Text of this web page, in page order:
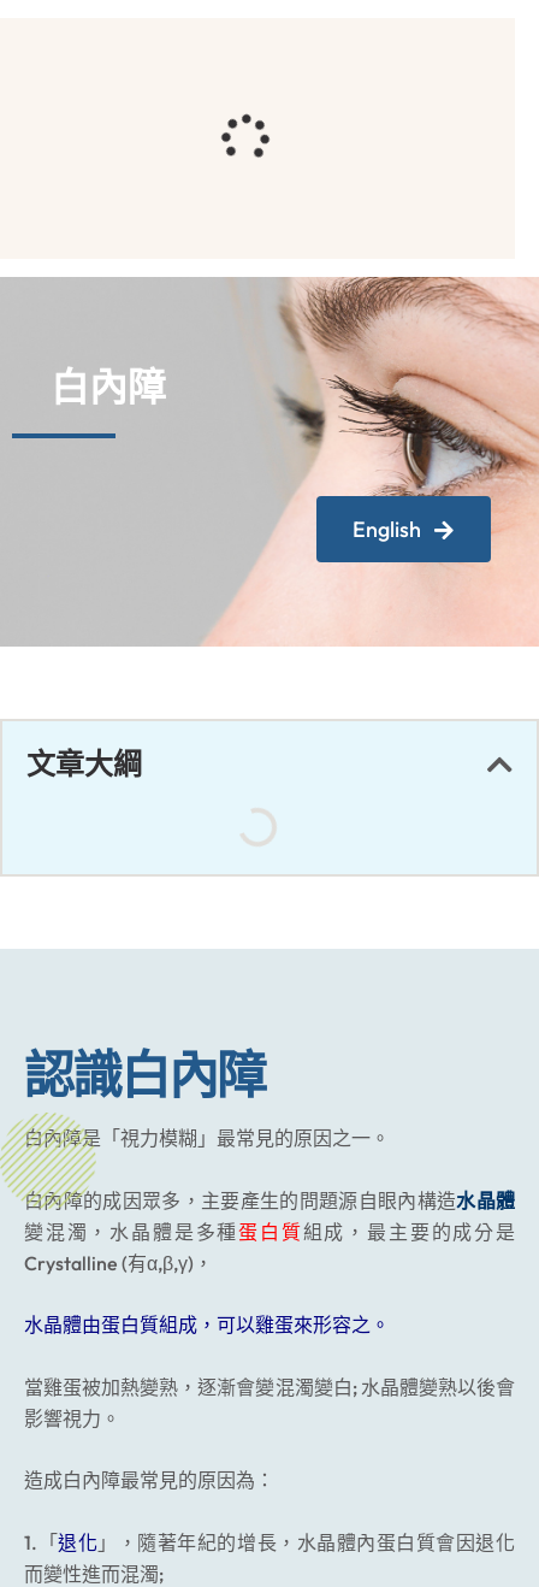
白內障
English
文章大綱
認識白內障
白內障是「視力模糊」最常見的原因之一。
白內障的成因眾多，主要產生的問題源自眼內構造水晶體
變混濁，水晶體是多種蛋白質組成，最主要的成分是
Crystalline (有α,β,γ)，
水晶體由蛋白質組成，可以雞蛋來形容之。
當雞蛋被加熱變熟，逐漸會變混濁變白; 水晶體變熟以後會
影響視力。
造成白內障最常見的原因為：
1.「退化 」，隨著年紀的增長，水晶體內蛋白質會因退化
而變性進而混濁;